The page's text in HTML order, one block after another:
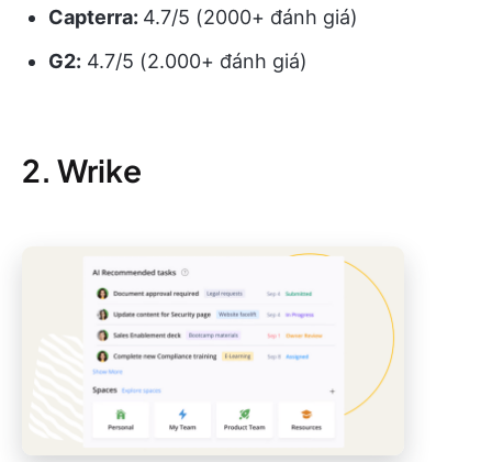
Capterra: 4.7/5 (2000+ đánh giá)
G2: 4.7/5 (2.000+ đánh giá)
2. Wrike